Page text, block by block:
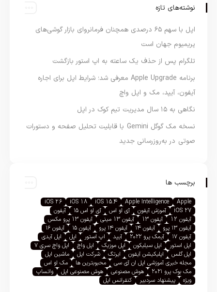
نوشته‌های تازه
اپل با سهم ۶۵ درصدی همچنان فرمانروای بازار گوشی‌های
پریمیوم جهان است
تلگرام پس از حذف یک ساعته به اپ استور بازگشت
برنامه Apple Upgrade معرفی شد؛ شرایط اپل برای اجاره
آیفون، آیپد، مک و اپل واچ
نگاهی به ۱۵ سال مدیریت تیم کوک در اپل
نسخه مک گوگل Gemini با قابلیت تحلیل صفحه و دستورات
صوتی در به‌روزرسانی جدید
برچسب ها
Apple
Apple Intelligence
iOS 15.4
iOS 18
iOS 26
iOS 27
آموزش آیفون آی او اس آی او اس ۱۵
آیفون
آیفون 12
آیفون 13 آیفون 13 مینی
آیفون 13 پرو مکس
آیفون ۱۳ پرو
آیفون ۱۴ آیفون ۱۴ پرو آیفون ۱۵
آیفون ۱۶
آیفون ۱۷
آیمک پرو ۲۰۲۲ آیپد اپ استور اپل
اپل آیدی
اپل استور
اپل سیلیکون اپل موزیک اپل واچ
اپل واچ سری ۷
اپل گلس
اپلیکیشن آیفون ایرتگ شرکت اپل
ماشین اپل
مجله خبری آموزشی اپل ان آی سی
محبوبترین ها
مک او اس
مک بوک پرو ۲۰۲۱
هوش مصنوعی هوش مصنوعی اپل
واتساپ
ویژه
پیشنهاد سردبیر کنفرانس اپل